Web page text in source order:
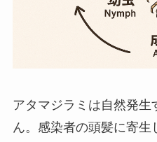
アタマジラミは自然発生
ん。​感染者の頭髪に寄